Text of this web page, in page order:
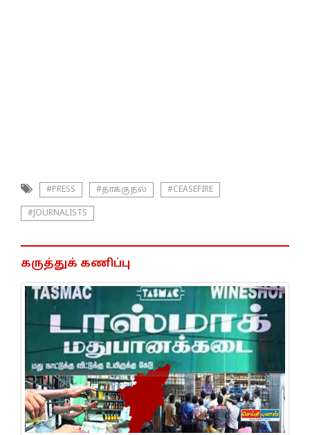
#PRESS #தாக்குதல் #CEASEFIRE
#JOURNALISTS
கருத்துக் கணிப்பு